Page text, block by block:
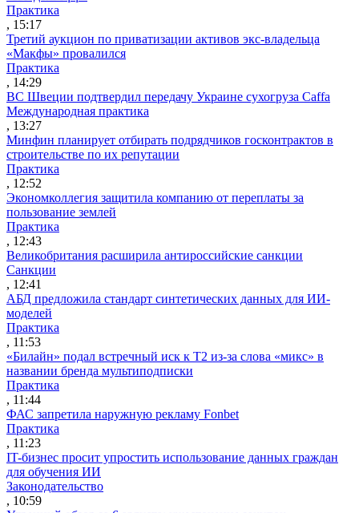
Практика
, 15:17
Третий аукцион по приватизации активов экс-владельца
«Макфы» провалился
Практика
, 14:29
ВС Швеции подтвердил передачу Украине сухогруза Caffa
Международная практика
, 13:27
Минфин планирует отбирать подрядчиков госконтрактов в
строительстве по их репутации
Практика
, 12:52
Экономколлегия защитила компанию от переплаты за
пользование землей
Практика
, 12:43
Великобритания расширила антироссийские санкции
Санкции
, 12:41
АБД предложила стандарт синтетических данных для ИИ-
моделей
Практика
, 11:53
«Билайн» подал встречный иск к Т2 из-за слова «микс» в
названии бренда мультиподписки
Практика
, 11:44
ФАС запретила наружную рекламу Fonbet
Практика
, 11:23
IT-бизнес просит упростить использование данных граждан
для обучения ИИ
Законодательство
, 10:59